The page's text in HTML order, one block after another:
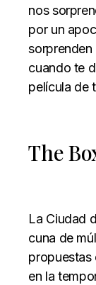
nos
por un
cuando te
película de
The
La Ciudad
cuna de
propuestas
en la